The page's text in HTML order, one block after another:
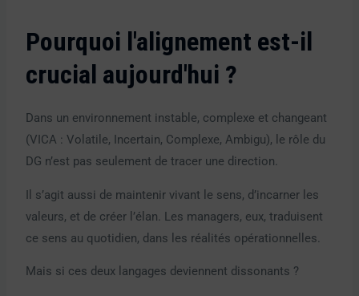
Pourquoi l'alignement est-il
crucial aujourd'hui ?
Dans un environnement instable, complexe et changeant
(VICA : Volatile, Incertain, Complexe, Ambigu), le rôle du
DG n’est pas seulement de tracer une direction.
Il s’agit aussi de maintenir vivant le sens, d’incarner les
valeurs, et de créer l’élan. Les managers, eux, traduisent
ce sens au quotidien, dans les réalités opérationnelles.
Mais si ces deux langages deviennent dissonants ?